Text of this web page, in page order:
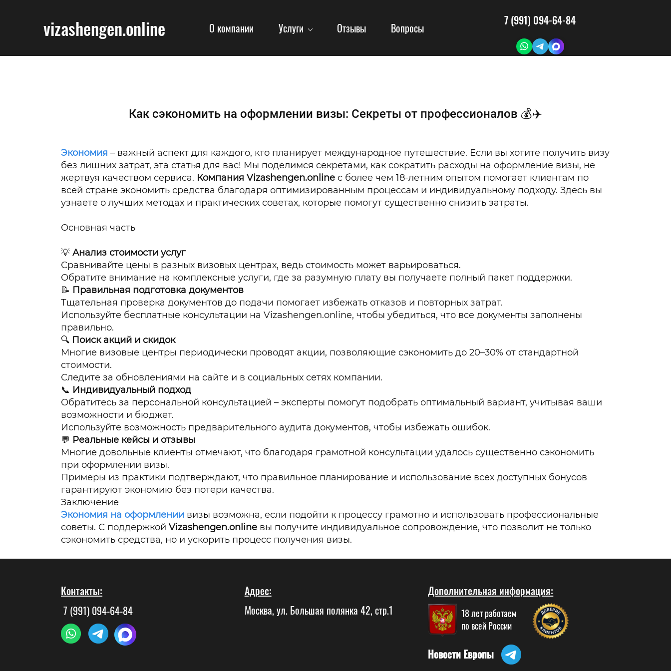
vizashengen.online О компании Услуги Отзывы Вопросы
7 (991) 094-64-84
Как сэкономить на оформлении визы: Секреты от профессионалов 💰✈️
Экономия – важный аспект для каждого, кто планирует международное путешествие. Если вы хотите получить визу
без лишних затрат, эта статья для вас! Мы поделимся секретами, как сократить расходы на оформление визы, не
жертвуя качеством сервиса. Компания Vizashengen.online с более чем 18-летним опытом помогает клиентам по
всей стране экономить средства благодаря оптимизированным процессам и индивидуальному подходу. Здесь вы
узнаете о лучших методах и практических советах, которые помогут существенно снизить затраты.
Основная часть
💡Анализ стоимости услуг
Сравнивайте цены в разных визовых центрах, ведь стоимость может варьироваться.
Обратите внимание на комплексные услуги, где за разумную плату вы получаете полный пакет поддержки.
📝 Правильная подготовка документов
Тщательная проверка документов до подачи помогает избежать отказов и повторных затрат.
Используйте бесплатные консультации на Vizashengen.online, чтобы убедиться, что все документы заполнены
правильно.
🔍 Поиск акций и скидок
Многие визовые центры периодически проводят акции, позволяющие сэкономить до 20–30% от стандартной
стоимости.
Следите за обновлениями на сайте и в социальных сетях компании.
📞 Индивидуальный подход
Обратитесь за персональной консультацией – эксперты помогут подобрать оптимальный вариант, учитывая ваши
возможности и бюджет.
Используйте возможность предварительного аудита документов, чтобы избежать ошибок.
💬 Реальные кейсы и отзывы
Многие довольные клиенты отмечают, что благодаря грамотной консультации удалось существенно сэкономить
при оформлении визы.
Примеры из практики подтверждают, что правильное планирование и использование всех доступных бонусов
гарантируют экономию без потери качества.
Заключение
Экономия на оформлении визы возможна, если подойти к процессу грамотно и использовать профессиональные
советы. С поддержкойVizashengen.online вы получите индивидуальное сопровождение, что позволит не только
сэкономить средства, но и ускорить процесс получения визы.
Контакты:
7 (991) 094-64-84
Адрес:
Москва, ул. Большая полянка 42, стр.1
Дополнительная информация:
18 лет работаем
по всей России
Новости Европы